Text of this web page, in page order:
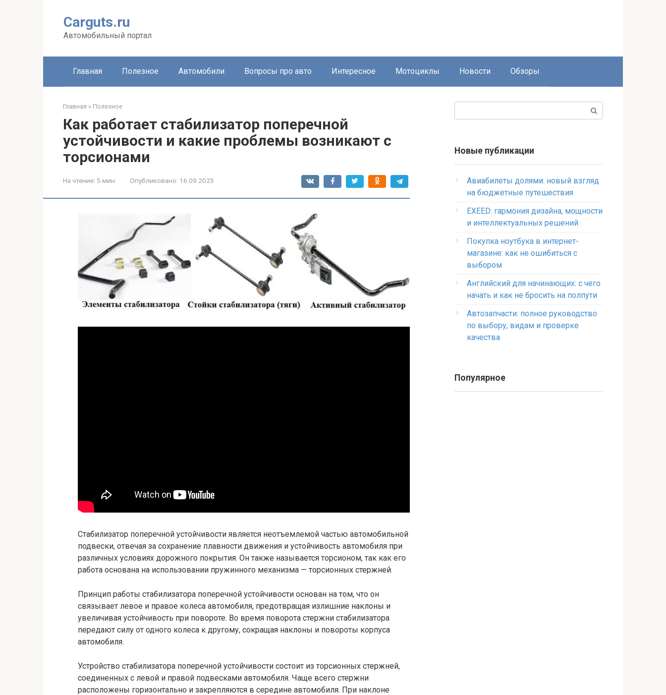
Carguts.ru
Автомобильный портал
Главная Полезное Автомобили Вопросы про авто Интересное Мотоциклы Новости Обзоры
Главная » Полезное
Как работает стабилизатор поперечной
устойчивости и какие проблемы возникают с
торсионами
На чтение: 5 мин Опубликовано: 16.09.2023
Стабилизатор поперечной устойчивости является неотъемлемой частью автомобильной
подвески, отвечая за сохранение плавности движения и устойчивость автомобиля при
различных условиях дорожного покрытия. Он также называется торсионом, так как его
работа основана на использовании пружинного механизма — торсионных стержней.
Принцип работы стабилизатора поперечной устойчивости основан на том, что он
связывает левое и правое колеса автомобиля, предотвращая излишние наклоны и
увеличивая устойчивость при повороте. Во время поворота стержни стабилизатора
передают силу от одного колеса к другому, сокращая наклоны и повороты корпуса
автомобиля.
Устройство стабилизатора поперечной устойчивости состоит из торсионных стержней,
соединенных с левой и правой подвесками автомобиля. Чаще всего стержни
расположены горизонтально и закрепляются в середине автомобиля. При наклоне
Новые публикации
Авиабилеты долями: новый взгляд
на бюджетные путешествия
EXEED: гармония дизайна, мощности
и интеллектуальных решений
Покупка ноутбука в интернет-
магазине: как не ошибиться с
выбором
Английский для начинающих: с чего
начать и как не бросить на полпути
Автозапчасти: полное руководство
по выбору, видам и проверке
качества
Популярное